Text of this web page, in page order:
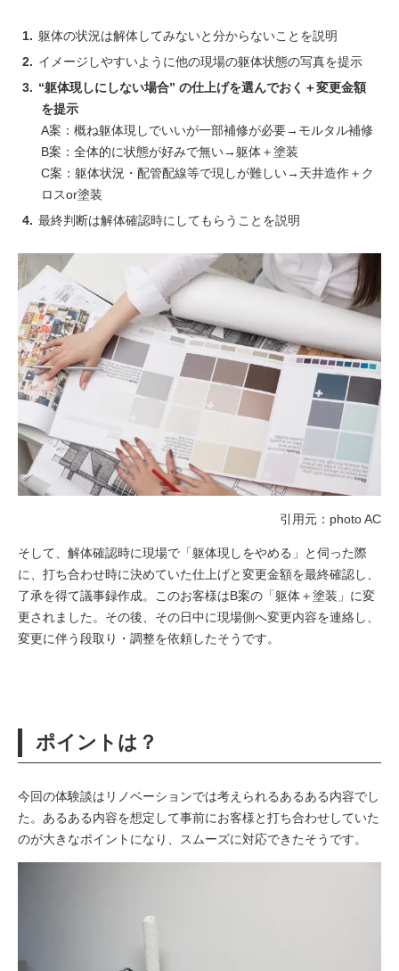
躯体の状況は解体してみないと分からないことを説明
イメージしやすいように他の現場の躯体状態の写真を提示
“躯体現しにしない場合” の仕上げを選んでおく＋変更金額
を提示
A案：概ね躯体現しでいいが一部補修が必要→モルタル補修
B案：全体的に状態が好みで無い→躯体＋塗装
C案：躯体状況・配管配線等で現しが難しい→天井造作＋ク
ロスor塗装
最終判断は解体確認時にしてもらうことを説明
引用元：photo AC
そして、解体確認時に現場で「躯体現しをやめる」と伺った際
に、打ち合わせ時に決めていた仕上げと変更金額を最終確認し、
了承を得て議事録作成。このお客様はB案の「躯体＋塗装」に変
更されました。その後、その日中に現場側へ変更内容を連絡し、
変更に伴う段取り・調整を依頼したそうです。
ポイントは？
今回の体験談はリノベーションでは考えられるあるある内容でし
た。あるある内容を想定して事前にお客様と打ち合わせしていた
のが大きなポイントになり、スムーズに対応できたそうです。